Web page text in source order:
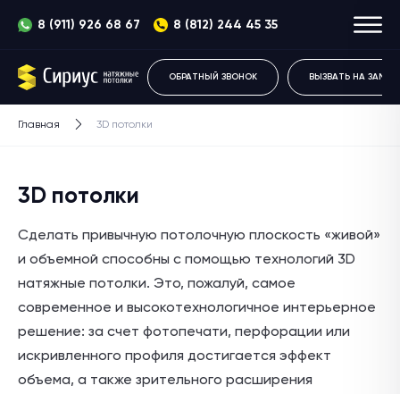
8 (911) 926 68 67 8 (812) 244 45 35
ОБРАТНЫЙ ЗВОНОК ВЫЗВАТЬ НА ЗАМЕР
Главная 3D потолки
3D потолки
Сделать привычную потолочную плоскость «живой»
и объемной способны с помощью технологий 3D
натяжные потолки. Это, пожалуй, самое
современное и высокотехнологичное интерьерное
решение: за счет фотопечати, перфорации или
искривленного профиля достигается эффект
объема, а также зрительного расширения